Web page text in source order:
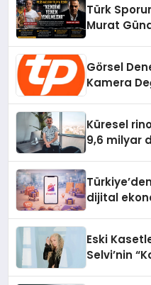
Türk
Murat
Görsel
Kamera
Küresel
9,6 milyar
dijital
Eski
Selvi’nin